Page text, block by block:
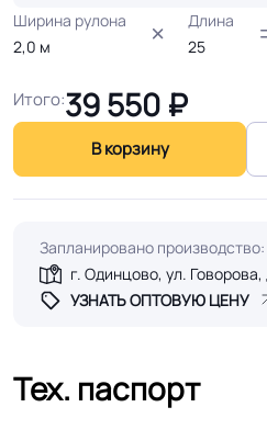
Ширина рулона
2,0 м
Длина
25
Итого:39 550 ₽
В корзину
Запланировано производство:
г. Одинцово, ул. Говорова,
УЗНАТЬ ОПТОВУЮ ЦЕНУ
Тех. паспорт